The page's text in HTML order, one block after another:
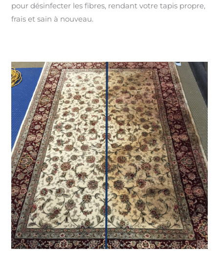
pour désinfecter les fibres, rendant votre tapis propre,
frais et sain à nouveau.